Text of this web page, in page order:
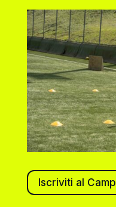
Iscriviti al Camp